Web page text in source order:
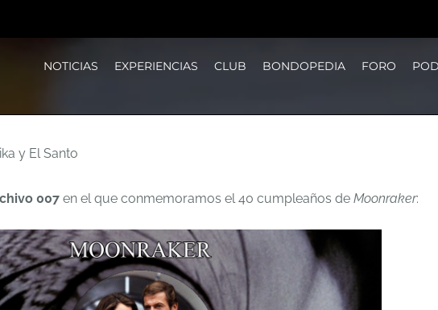
NOTICIAS EXPERIENCIAS CLUB BONDOPEDIA FORO
y El Santo
007 en el que conmemoramos el 40 cumpleaños de Moonraker: